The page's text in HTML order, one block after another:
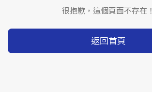
很抱歉，這個頁面不存在！
返回首頁